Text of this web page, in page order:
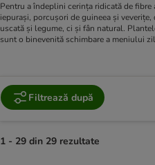
Pentru a îndeplini cerința ridicată de
iepurași, porcușori de guineea și
uscată și legume, ci și fân natural.
sunt o binevenită schimbare a meniului
Filtrează după
1 - 29 din 29 rezultate